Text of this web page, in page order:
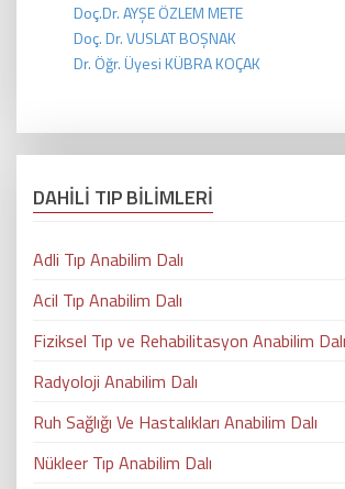
Doç.Dr. AYŞE ÖZLEM METE
Doç. Dr. VUSLAT BOŞNAK
Dr. Öğr. Üyesi KÜBRA KOÇAK
DAHİLİ TIP BİLİMLERİ
Adli Tıp Anabilim Dalı
Acil Tıp Anabilim Dalı
Fiziksel Tıp ve Rehabilitasyon Anabilim Dalı
Radyoloji Anabilim Dalı
Ruh Sağlığı Ve Hastalıkları Anabilim Dalı
Nükleer Tıp Anabilim Dalı